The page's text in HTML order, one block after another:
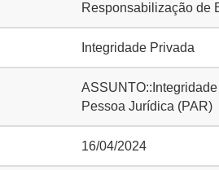
Responsabilização de
Integridade Privada
Pessoa Jurídica (PAR)
16/04/2024